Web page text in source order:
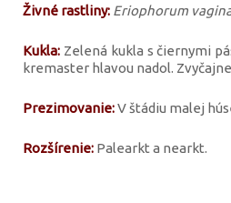
Živné rastliny: Eriophorum
Kukla: Zelená kukla s čiernymi
kremaster hlavou nadol.
Prezimovanie:V štádiu malej
Rozšírenie: Palearkt a nearkt.